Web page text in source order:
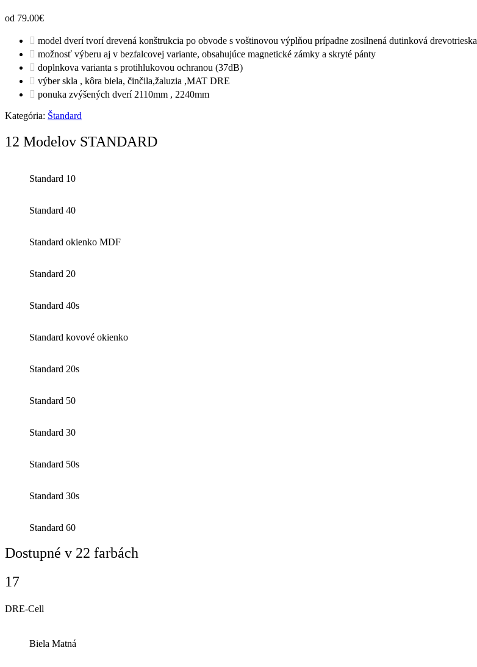
od 79.00€
model dverí tvorí drevená konštrukcia po obvode s voštinovou výplňou prípadne zosilnená dutinková drevotrieska
možnosť výberu aj v bezfalcovej variante, obsahujúce magnetické zámky a skryté pánty
doplnkova varianta s protihlukovou ochranou (37dB)
výber skla , kôra biela, činčila,žaluzia ,MAT DRE
ponuka zvýšených dverí 2110mm , 2240mm
Kategória: Štandard
12 Modelov STANDARD
Standard 10
Standard 40
Standard okienko MDF
Standard 20
Standard 40s
Standard kovové okienko
Standard 20s
Standard 50
Standard 30
Standard 50s
Standard 30s
Standard 60
Dostupné v 22 farbách
17
DRE-Cell
Biela Matná